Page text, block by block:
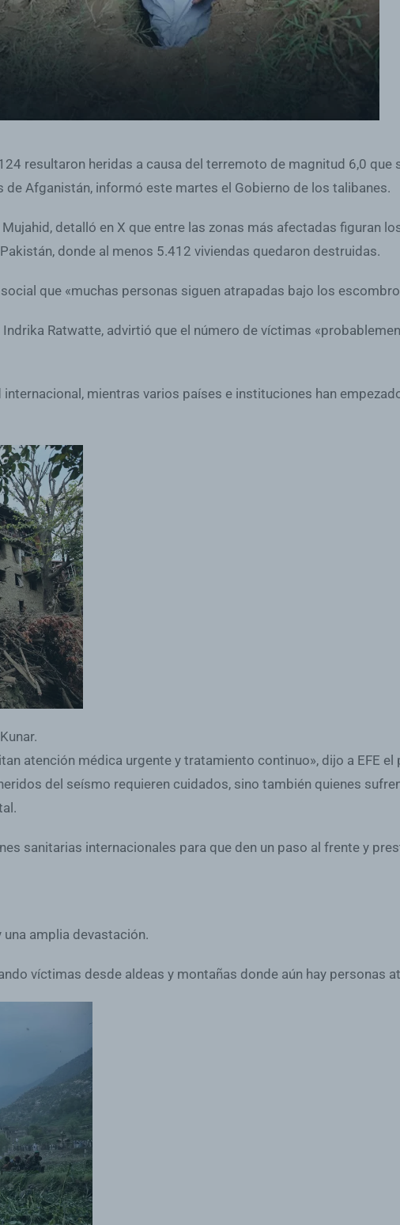
resultaron heridas a causa del terremoto de magnitud 6,0 que
Afganistán, informó este martes el Gobierno de los talibanes.
detalló en X que entre las zonas más afectadas figuran
donde al menos 5.412 viviendas quedaron destruidas.
que «muchas personas siguen atrapadas bajo los
Ratwatte, advirtió que el número de víctimas
mientras varios países e instituciones han
atención médica urgente y tratamiento continuo», dijo a EFE
del seísmo requieren cuidados, sino también quienes
sanitarias internacionales para que den un paso al frente y
amplia devastación.
víctimas desde aldeas y montañas donde aún hay personas